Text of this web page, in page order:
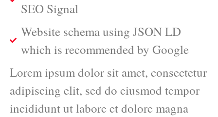
SEO Signal
Website schema using JSON LD
which is recommended by Google
Lorem ipsum dolor sit amet, consectetur
adipiscing elit, sed do eiusmod tempor
incididunt ut labore et dolore magna